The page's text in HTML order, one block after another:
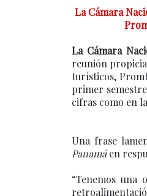
La Cámara
La Cámara
reunión
turísticos,
primer
cifras como en
Una frase
Panamáen
“Tenemos una